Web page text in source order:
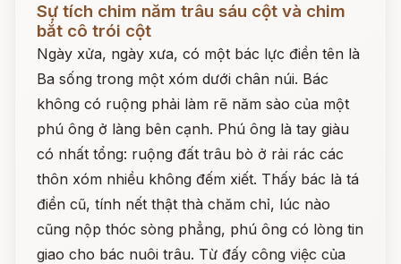
Sự tích chim năm trâu sáu cột và chim
bắt cô trói cột
Ngày xửa, ngày xưa, có một bác lực điền tên là
Ba sống trong một xóm dưới chân núi. Bác
không có ruộng phải làm rẽ năm sào của một
phú ông ở làng bên cạnh. Phú ông là tay giàu
có nhất tổng: ruộng đất trâu bò ở rải rác các
thôn xóm nhiều không đếm xiết. Thấy bác là tá
điền cũ, tính nết thật thà chăm chỉ, lúc nào
cũng nộp thóc sòng phẳng, phú ông có lòng tin
giao cho bác nuôi trâu. Từ đấy công việc của